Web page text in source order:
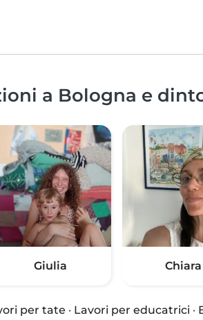
a Bologna e
Giulia Chiara
per tate · Lavori per educatrici ·